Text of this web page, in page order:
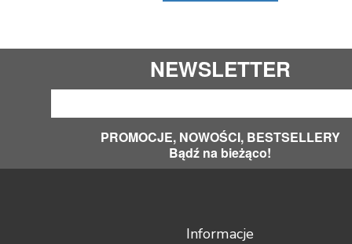
NEWSLETTER
PROMOCJE, NOWOŚCI, BESTSELLERY
Bądź na bieżąco!
Informacje